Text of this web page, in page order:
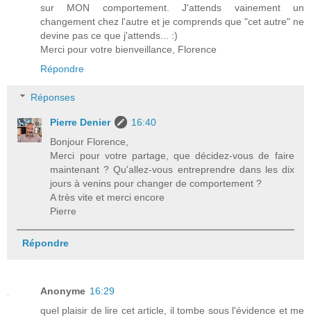
sur MON comportement. J'attends vainement un
changement chez l'autre et je comprends que "cet autre" ne
devine pas ce que j'attends... :)
Merci pour votre bienveillance, Florence
Répondre
Réponses
Pierre Denier
16:40
Bonjour Florence,
Merci pour votre partage, que décidez-vous de faire
maintenant ? Qu'allez-vous entreprendre dans les dix
jours à venins pour changer de comportement ?
A très vite et merci encore
Pierre
Répondre
Anonyme 16:29
quel plaisir de lire cet article, il tombe sous l'évidence et me